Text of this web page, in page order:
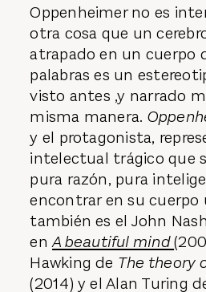
Oppenheimer no es
otra cosa que un
atrapado en un cuerpo
palabras es un
visto antes ,y narrado
misma manera.
y el protagonista,
intelectual trágico que
pura razón, pura
encontrar en su cuerpo
también es el John
enA beautiful mind
Hawking de The theory
(2014) y el Alan Turing